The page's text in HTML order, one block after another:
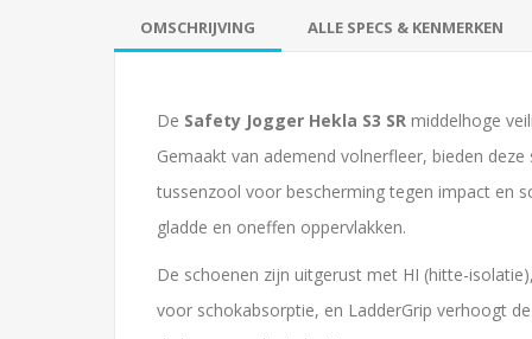
OMSCHRIJVING ALLE SPECS & KENMERKEN
De Safety Jogger Hekla S3 SR middelhoge
Gemaakt van ademend volnerfleer, bieden
tussenzool voor bescherming tegen impact en
gladde en oneffen oppervlakken.
De schoenen zijn uitgerust met HI (hitte-isolatie),
voor schokabsorptie, en LadderGrip verhoogt